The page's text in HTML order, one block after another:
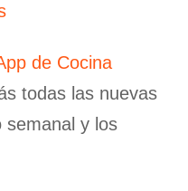
de Cocina
todas las nuevas
semanal y los